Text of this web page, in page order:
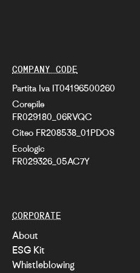
CORPORATE
About
ESG Kit
Whistleblowing
COMPANY CODE
Partita Iva IT04196500260
Corepile
FR029180_06RVQC
Citeo FR208538_01PDOS
Ecologic
FR029326_05AC7Y